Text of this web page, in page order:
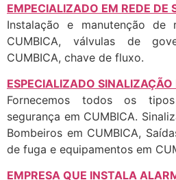
EMPECIALIZADO EM REDE DE
Instalação e manutenção de
CUMBICA, válvulas de
CUMBICA, chave de fluxo.
ESPECIALIZADO
Fornecemos todos os
segurança em CUMBICA.
Bombeiros em CUMBICA,
de fuga e equipamentos em
EMPRESA QUE INSTALA